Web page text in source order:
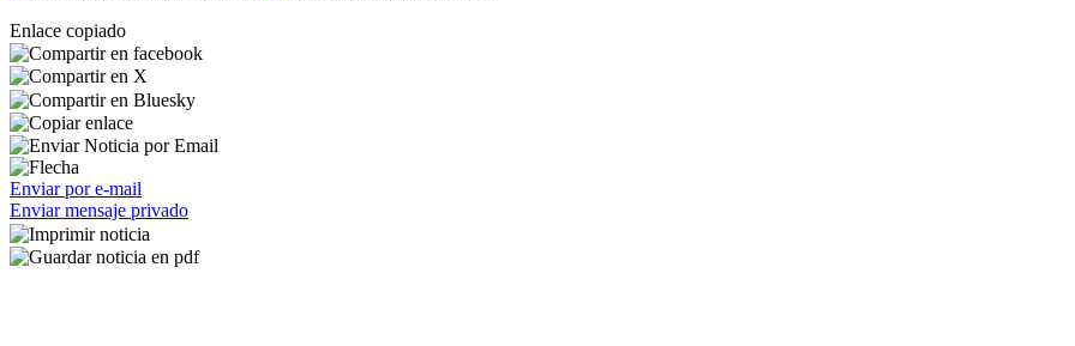
Enlace copiado
Enviar por e-mail
Enviar mensaje privado